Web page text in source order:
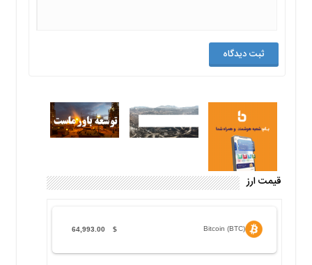
قیمت ارز
Bitcoin (BTC)
$
64,993.00